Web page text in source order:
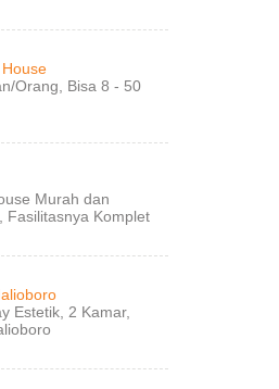
Orang, Bisa 8 - 50
Murah dan
Fasilitasnya Komplet
Estetik, 2 Kamar,